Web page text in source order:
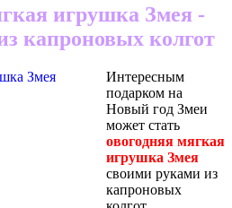
игрушка Змея -
капроновых колгот
Интересным
подарком на
Новый год Змеи
может стать
овогодняя мягкая
игрушка Змея
своими руками из
капроновых